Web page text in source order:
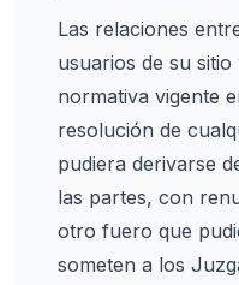
Las relaciones
usuarios de su
normativa vigente
resolución de
pudiera derivarse
las partes, con
otro fuero que
someten a los